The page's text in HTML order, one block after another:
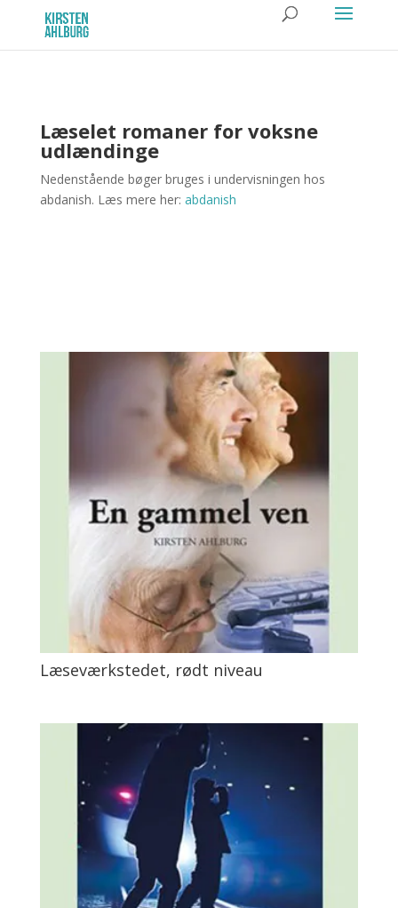
Læselet romaner for voksne
udlændinge
Nedenstående bøger bruges i undervisningen hos
abdanish. Læs mere her: abdanish
Læseværkstedet, rødt niveau